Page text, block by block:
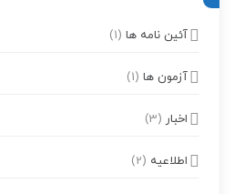
آئین نامه ها(1)
آزمون ها(1)
اخبار (3)
اطلاعیه (2)